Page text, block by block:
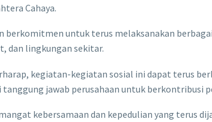
Cahaya.
berkomitmen untuk terus melaksanakan
dan lingkungan sekitar.
kegiatan-kegiatan sosial ini dapat terus
tanggung jawab perusahaan untuk berkontribusi
kebersamaan dan kepedulian yang terus